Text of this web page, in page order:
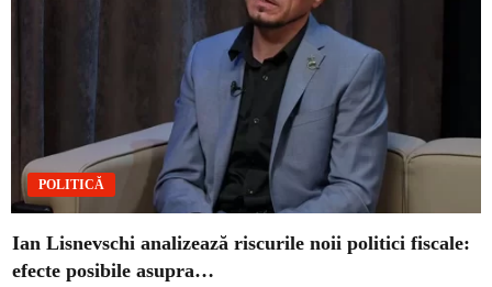
POLITICĂ
Ian Lisnevschi analizează riscurile noii politici fiscale:
efecte posibile asupra…